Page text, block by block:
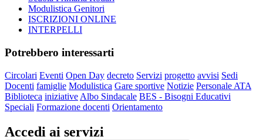
Modulistica Genitori
ISCRIZIONI ONLINE
INTERPELLI
Potrebbero interessarti
Circolari Eventi Open Day decreto Servizi progetto avvisi Sedi
Docenti famiglie Modulistica Gare sportive Notizie Personale ATA
Biblioteca iniziative Albo Sindacale BES - Bisogni Educativi
Speciali Formazione docenti Orientamento
Accedi ai servizi